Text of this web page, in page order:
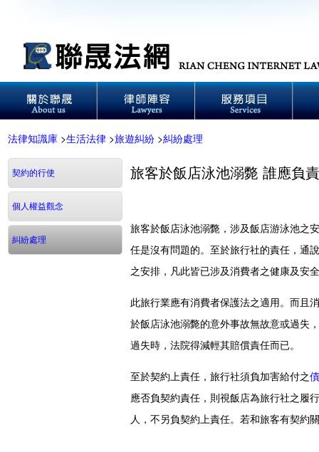
法律知識庫 >生活法律 >旅遊糾紛 >糾紛處理
契約的行使
個人權益觀念
糾紛處理
旅客於飯店泳池溺斃 誰應負
旅客於飯店泳池溺斃，涉及飯店游泳池之
任是沒有問題的。至於旅行社的責任，通
之安排，凡此皆已涉及消費者之健康及
此旅行業應有消費者保護法之適用。而且
於飯店泳池溺斃的意外事故無故意或過失
過失時，法院得減輕其賠償責任而已。
至於契約上責任，旅行社須負加害給付之
應否負契約責任，則視飯店為旅行社之履
人，不另負契約上責任。若和旅客有契約